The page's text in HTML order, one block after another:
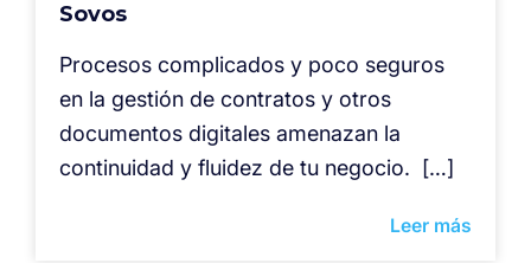
Sovos
Procesos complicados y poco seguros
en la gestión de contratos y otros
documentos digitales amenazan la
continuidad y fluidez de tu negocio. […]
Leer más